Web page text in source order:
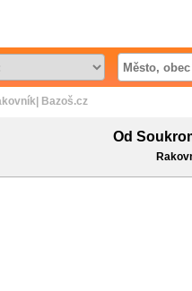
Bazoš.cz
Od